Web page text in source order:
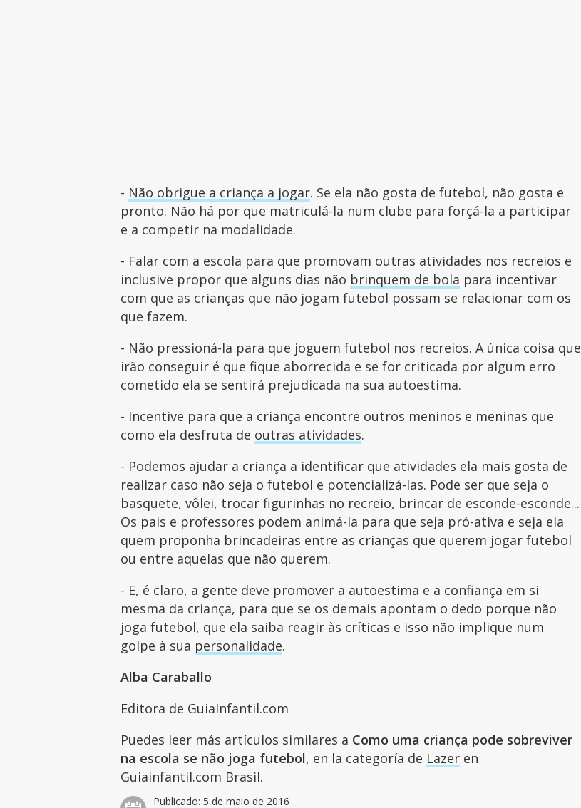
- Não obrigue a criança a jogar. Se ela não gosta de futebol, não gosta e
pronto. Não há por que matriculá-la num clube para forçá-la a participar
e a competir na modalidade.
- Falar com a escola para que promovam outras atividades nos recreios e
inclusive propor que alguns dias não brinquem de bola para incentivar
com que as crianças que não jogam futebol possam se relacionar com os
que fazem.
- Não pressioná-la para que joguem futebol nos recreios. A única coisa que
irão conseguir é que fique aborrecida e se for criticada por algum erro
cometido ela se sentirá prejudicada na sua autoestima.
- Incentive para que a criança encontre outros meninos e meninas que
como ela desfruta de outras atividades.
- Podemos ajudar a criança a identificar que atividades ela mais gosta de
realizar caso não seja o futebol e potencializá-las. Pode ser que seja o
basquete, vôlei, trocar figurinhas no recreio, brincar de esconde-esconde...
Os pais e professores podem animá-la para que seja pró-ativa e seja ela
quem proponha brincadeiras entre as crianças que querem jogar futebol
ou entre aquelas que não querem.
- E, é claro, a gente deve promover a autoestima e a confiança em si
mesma da criança, para que se os demais apontam o dedo porque não
joga futebol, que ela saiba reagir às críticas e isso não implique num
golpe à sua personalidade.
Alba Caraballo
Editora de GuiaInfantil.com
Puedes leer más artículos similares a Como uma criança pode sobreviver
na escola se não joga futebol, en la categoría de Lazer en
Guiainfantil.com Brasil.
Publicado:5 de maio de 2016